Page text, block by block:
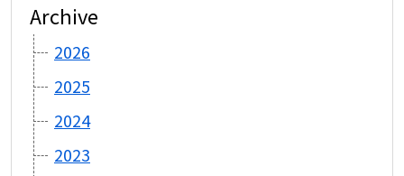
Archive
2026
2025
2024
2023